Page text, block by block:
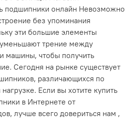
подшипники онлайн Невозможно
без упоминания
эти большие элементы
трение между
машины, чтобы получить
Сегодня на рынке существует
различающихся по
Если вы хотите купить
в Интернете от
лучше всего довериться нам ,